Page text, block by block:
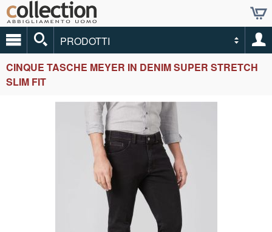
PRODOTTI
CINQUE TASCHE MEYER IN DENIM SUPER STRETCH
SLIM FIT